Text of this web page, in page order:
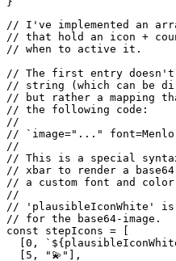
    } catch (error) {
      reject(error);
    }
// I've implemented an
// that hold an icon +
// when to active it.
// The first entry doesn't
// string (which can be
// but rather a mapping
// the following code:
//
// `image="..."
//
// This is a special
// xbar to render a base64
// a custom font and color.